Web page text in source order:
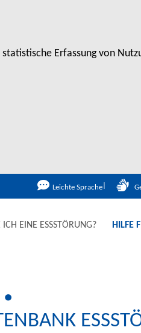
Erfassung von
Leichte Sprache
ICH EINE ESSSTÖRUNG? HILFE